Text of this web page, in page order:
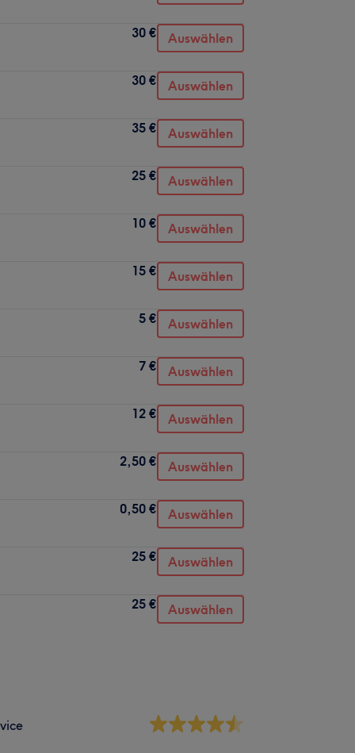
30 € Auswählen
30 € Auswählen
35 € Auswählen
25 € Auswählen
10 € Auswählen
15 € Auswählen
5 € Auswählen
7 € Auswählen
12 € Auswählen
2,50 € Auswählen
0,50 € Auswählen
25 € Auswählen
25 € Auswählen